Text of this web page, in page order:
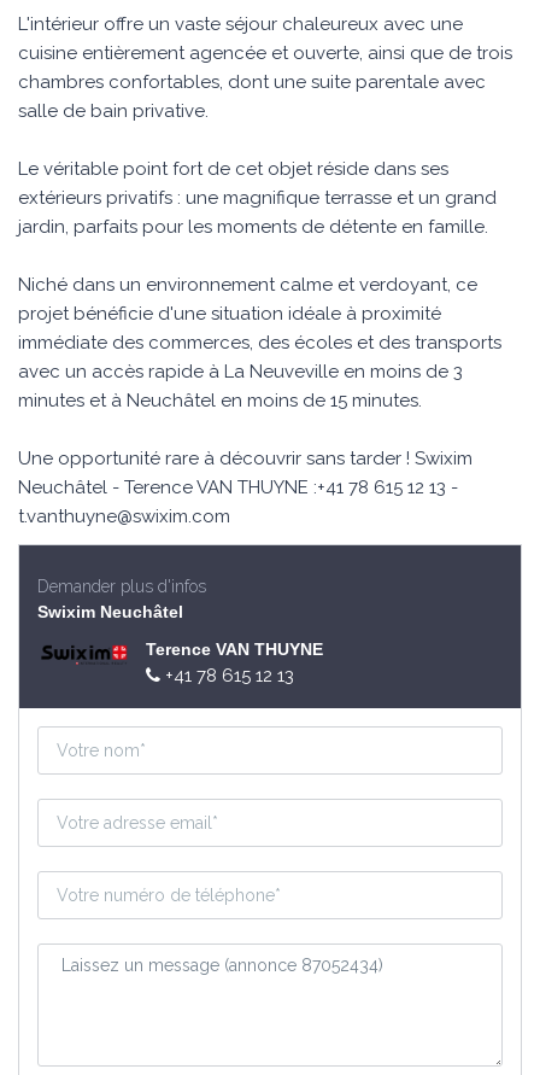
L'intérieur offre un vaste séjour chaleureux avec une
cuisine entièrement agencée et ouverte, ainsi que de trois
chambres confortables, dont une suite parentale avec
salle de bain privative.
Le véritable point fort de cet objet réside dans ses
extérieurs privatifs : une magnifique terrasse et un grand
jardin, parfaits pour les moments de détente en famille.
Niché dans un environnement calme et verdoyant, ce
projet bénéficie d'une situation idéale à proximité
immédiate des commerces, des écoles et des transports
avec un accès rapide à La Neuveville en moins de 3
minutes et à Neuchâtel en moins de 15 minutes.
Une opportunité rare à découvrir sans tarder ! Swixim
Neuchâtel - Terence VAN THUYNE :+41 78 615 12 13 -
t.vanthuyne@swixim.com
Demander plus d'infos
Swixim Neuchâtel
Terence VAN THUYNE
+41 78 615 12 13